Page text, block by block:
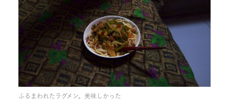
ふるまわれたラグメン。美味しかった